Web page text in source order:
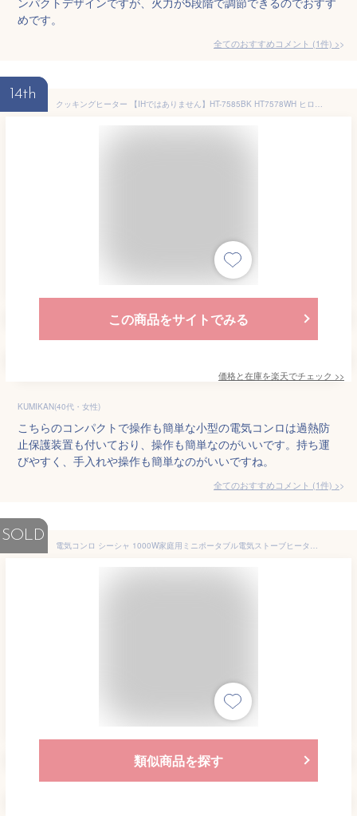
めです。
全てのおすすめコメント (1件) >
14th
クッキングヒーター 【IHではありません】HT-7585BK HT7578WH ヒロコーポレーション AC100V 1000W 卓上コンロ 料理 小型 コンパクト 操作簡単 持ち運び 便利 鍋料理 土鍋 使用可能 アウトドア 過熱防止保護装置 温度ヒューズ 直接加熱 ブラック ホワイト 【Modere】
この商品をサイトでみる
価格と在庫を楽天でチェック >>
KUMIKAN(40代・女性)
こちらのコンパクトで操作も簡単な小型の電気コンロは過熱防
止保護装置も付いており、操作も簡単なのがいいです。持ち運
びやすく、手入れや操作も簡単なのがいいですね。
全てのおすすめコメント (1件) >
SOLD
電気コンロ シーシャ 1000W家庭用ミニポータブル電気ストーブヒーターヒータープレートホワイト 電気コンロ 卓上 ミニ 電気コンロ 電熱器 電気こんろ 卓上 卓上コンロ
類似商品を探す